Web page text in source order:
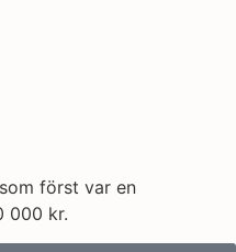
först var en
000 kr.